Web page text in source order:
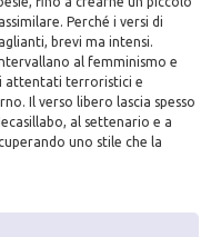
Perché i versi di
brevi ma intensi.
al femminismo e
attentati terroristici e
Il verso libero lascia spesso
al settenario e a
uno stile che la